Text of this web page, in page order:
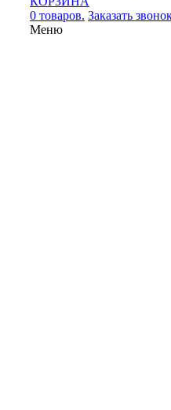
0 товаров. Заказать
Меню